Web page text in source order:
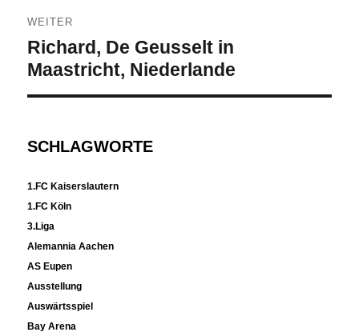
WEITER
Nächster
Beitrag:
Richard, De Geusselt in
Maastricht, Niederlande
SCHLAGWORTE
1.FC Kaiserslautern
1.FC Köln
3.Liga
Alemannia Aachen
AS Eupen
Ausstellung
Auswärtsspiel
Bay Arena